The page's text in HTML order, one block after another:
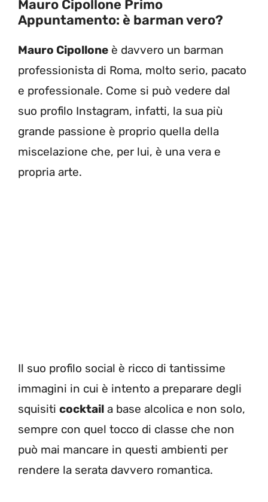
Mauro Cipollone Primo
Appuntamento: è barman vero?
Mauro Cipollone è davvero un barman
professionista di Roma, molto serio, pacato
e professionale. Come si può vedere dal
suo profilo Instagram, infatti, la sua più
grande passione è proprio quella della
miscelazione che, per lui, è una vera e
propria arte.
Il suo profilo social è ricco di tantissime
immagini in cui è intento a preparare degli
squisiti cocktail a base alcolica e non solo,
sempre con quel tocco di classe che non
può mai mancare in questi ambienti per
rendere la serata davvero romantica.